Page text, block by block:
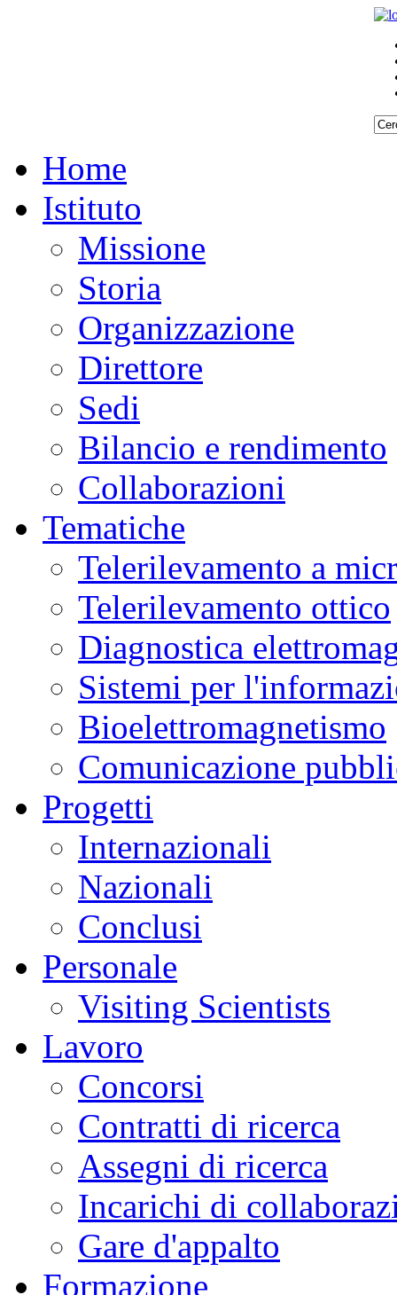
Home
Istituto
Missione
Storia
Organizzazione
Direttore
Sedi
Bilancio e rendimento
Collaborazioni
Tematiche
Telerilevamento a
Telerilevamento ottico
Diagnostica
Sistemi per
Bioelettromagnetismo
Comunicazione
Progetti
Internazionali
Nazionali
Conclusi
Personale
Visiting Scientists
Lavoro
Concorsi
Contratti di ricerca
Assegni di ricerca
Incarichi di
Gare d'appalto
Formazione